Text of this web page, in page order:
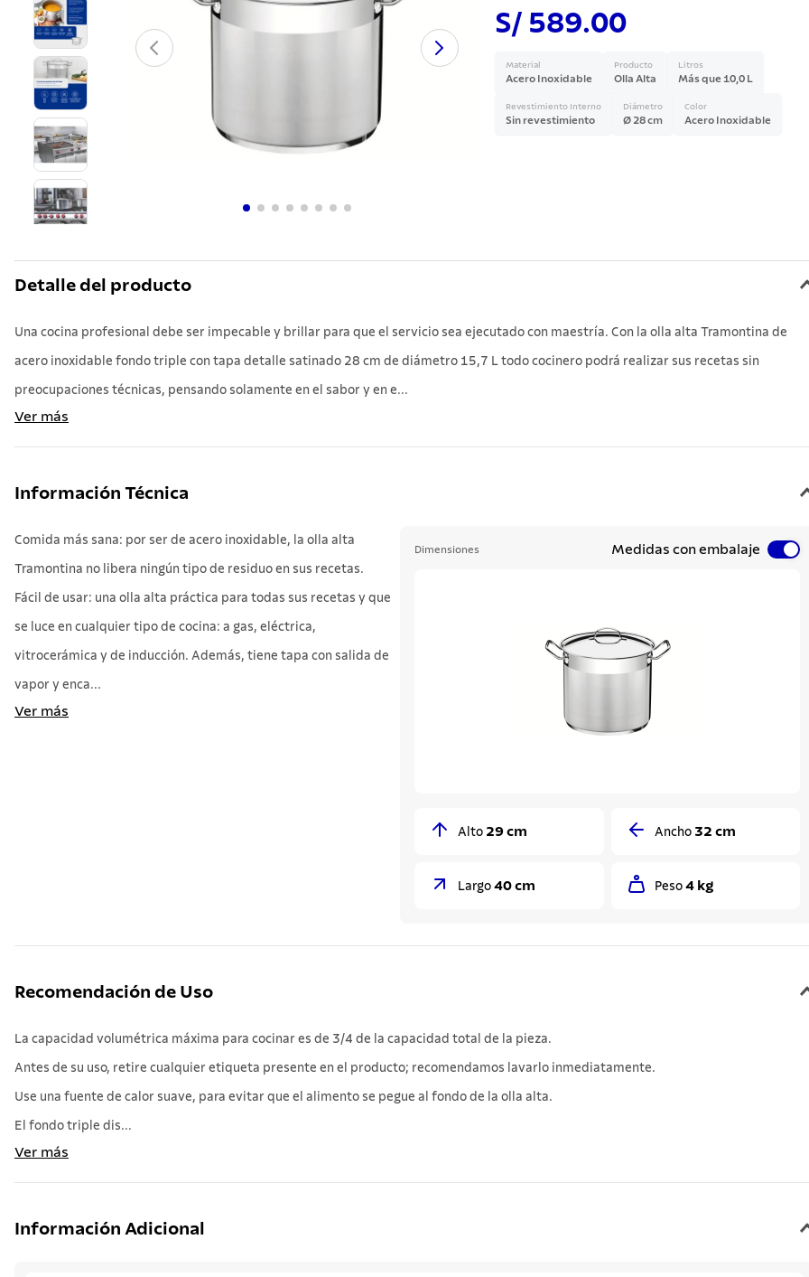
S/ 589.00
Material
Acero Inoxidable
Producto
Olla Alta
Litros
Más que 10,0 L
Revestimiento Interno
Sin revestimiento
Diámetro
Ø 28 cm
Color
Acero Inoxidable
Detalle del producto
Una cocina profesional debe ser impecable y brillar para que el servicio sea ejecutado con maestría. Con la olla alta Tramontina de
acero inoxidable fondo triple con tapa detalle satinado 28 cm de diámetro 15,7 L todo cocinero podrá realizar sus recetas sin
preocupaciones técnicas, pensando solamente en el sabor y en e...
Ver más
Información Técnica
Comida más sana: por ser de acero inoxidable, la olla alta
Tramontina no libera ningún tipo de residuo en sus recetas.
Fácil de usar: una olla alta práctica para todas sus recetas y que
se luce en cualquier tipo de cocina: a gas, eléctrica,
vitrocerámica y de inducción. Además, tiene tapa con salida de
vapor y enca...
Ver más
Dimensiones Medidas con embalaje
Alto 29 cm Ancho 32 cm
Largo 40 cm Peso 4 kg
Recomendación de Uso
La capacidad volumétrica máxima para cocinar es de 3/4 de la capacidad total de la pieza.
Antes de su uso, retire cualquier etiqueta presente en el producto; recomendamos lavarlo inmediatamente.
Use una fuente de calor suave, para evitar que el alimento se pegue al fondo de la olla alta.
El fondo triple dis...
Ver más
Información Adicional
10.